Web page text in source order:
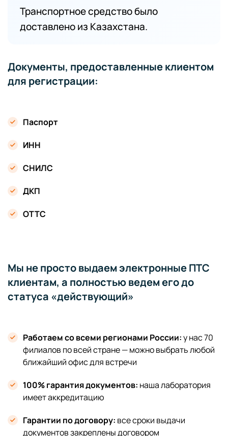
Транспортное средство было
доставлено из Казахстана.
Документы, предоставленные клиентом
для регистрации:
Паспорт
ИНН
СНИЛС
ДКП
ОТТС
Мы не просто выдаем электронные ПТС
клиентам, а полностью ведем его до
статуса «действующий»
Работаем со всеми регионами России:у нас 70
филиалов по всей стране — можно выбрать любой
ближайший офис для встречи
100% гарантия документов: наша лаборатория
имеет аккредитацию
Гарантии по договору: все сроки выдачи
документов закреплены договором